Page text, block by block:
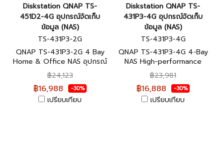
Diskstation QNAP TS-
451D2-4G อุปกรณ์จัดเก็บ
ข้อมูล (NAS)
TS-431P3-2G
QNAP TS-431P3-2G 4 Bay
Home & Office NAS อุปกรณ์
จัดเก็บข้อมูลบนเครือข่าย ประกัน
ศูนย์ 2 ปี
฿24,123
฿16,988 -30%
เปรียบเทียบ
Diskstation QNAP TS-
431P3-4G อุปกรณ์จัดเก็บ
ข้อมูล (NAS)
TS-431P3-4G
QNAP TS-431P3-4G 4-Bay
NAS High-performance
Quad-core NAS อุปกรณ์จัด
เก็บข้อมูลบนเครือข่าย ประกัน
ศูนย์ 2 ปี
฿23,981
฿16,888 -30%
เปรียบเทียบ